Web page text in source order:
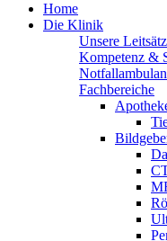
Home
Die Klinik
Unsere
Kompetenz &
Fachbereiche